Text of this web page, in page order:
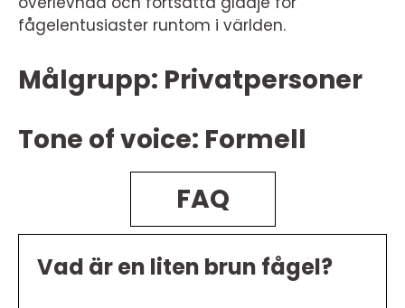
fågelentusiaster runtom i världen.
Målgrupp: Privatpersoner
Tone of voice: Formell
FAQ
Vad är en liten brun fågel?